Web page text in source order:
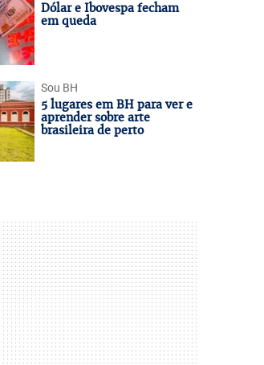
Dólar e Ibovespa fecham
em queda
Sou BH
5 lugares em BH para ver e
aprender sobre arte
brasileira de perto